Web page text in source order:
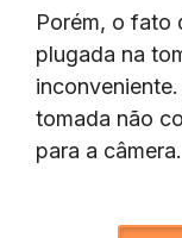
Porém, o fato
plugada na
tomada não
para a câmera.